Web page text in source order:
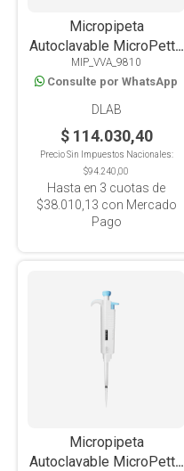
Micropipeta
Autoclavable MicroPette
Plus Volumen Variable 1-
10ML
MIP_VVA_9810
Consulte por WhatsApp
DLAB
$ 114.030,40
Precio Sin Impuestos Nacionales:
$94.240,00
Hasta en 3 cuotas de
$38.010,13 con Mercado
Pago
Micropipeta
Autoclavable MicroPette